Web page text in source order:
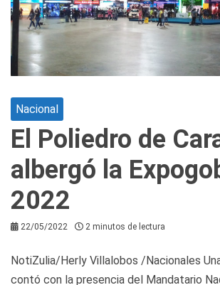
Nacional
El Poliedro de
albergó la
2022
22/05/2022 2 minutos de lectura
NotiZulia/Herly Villalobos /Nacionales
contó con la presencia del Mandatario